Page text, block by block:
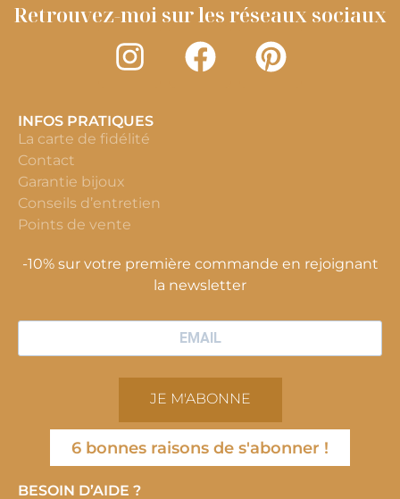
Retrouvez-moi sur les réseaux sociaux
INFOS PRATIQUES
La carte de fidélité
Contact
Garantie bijoux
Conseils d’entretien
Points de vente
-10% sur votre première commande en rejoignant
la newsletter
JE M'ABONNE
6 bonnes raisons de s'abonner !
BESOIN D’AIDE ?